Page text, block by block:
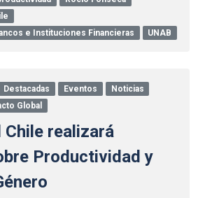
e Instituciones Financieras
UNAB
Destacadas Eventos
Noticias
Global
Chile realizará
Productividad y